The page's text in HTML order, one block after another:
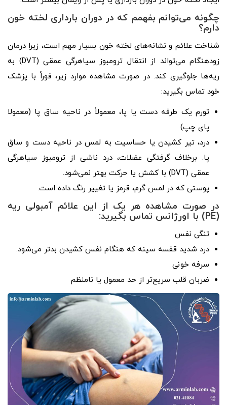
چگونه می‌توانم بفهمم که در دوران بارداری لخته خون
دارم؟
شناخت علائم و نشانه‌های لخته خون بسیار مهم است، زیرا درمان
زودهنگام می‌تواند از انتقال ترومبوز سیاهرگی عمقی (DVT) به
ریه‌ها جلوگیری کند. در صورت مشاهده موارد زیر، فوراً با پزشک
خود تماس بگیرید:
تورم یک طرفه دست یا پا، معمولاً در ناحیه ساق پا (معمولا
پای چپ)
درد، تیر کشیدن یا حساسیت به لمس در ناحیه دست و ساق
پا. برخلاف گرفتگی عضلات، درد ناشی از ترومبوز سیاهرگی
عمقی (DVT) با کشش یا حرکت بهتر نمی‌شود.
پوستی که در لمس گرم، قرمز یا تغییر رنگ داده است.
در صورت مشاهده هر یک از این علائم آمبولی ریه
(PE) با اورژانس تماس بگیرید:
تنگی نفس
درد شدید قفسه سینه که هنگام نفس کشیدن بدتر می‌شود.
سرفه خونی
ضربان قلب سریع‌تر از حد معمول یا نامنظم